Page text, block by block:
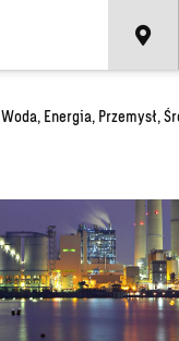
Woda, Energia, Przemysł,